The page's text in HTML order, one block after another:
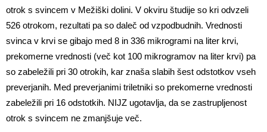
otrok s svincem v Mežiški dolini. V okviru študije so kri odvzeli
526 otrokom, rezultati pa so daleč od vzpodbudnih. Vrednosti
svinca v krvi se gibajo med 8 in 336 mikrogrami na liter krvi,
prekomerne vrednosti (več kot 100 mikrogramov na liter krvi) pa
so zabeležili pri 30 otrokih, kar znaša slabih šest odstotkov vseh
preverjanih. Med preverjanimi triletniki so prekomerne vrednosti
zabeležili pri 16 odstotkih. NIJZ ugotavlja, da se zastrupljenost
otrok s svincem ne zmanjšuje več.